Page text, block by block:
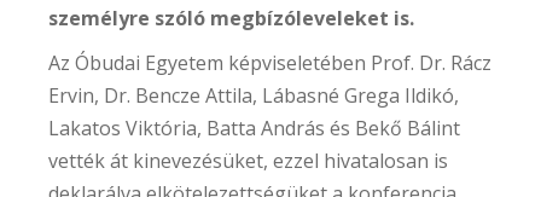
személyre szóló megbízóleveleket is.
Az Óbudai Egyetem képviseletében Prof. Dr. Rácz
Ervin, Dr. Bencze Attila, Lábasné Grega Ildikó,
Lakatos Viktória, Batta András és Bekő Bálint
vették át kinevezésüket, ezzel hivatalosan is